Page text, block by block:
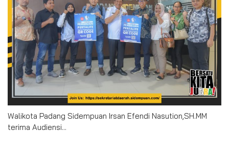
Walikota Padang Sidempuan Irsan Efendi Nasution,SH.MM
terima Audiensi...